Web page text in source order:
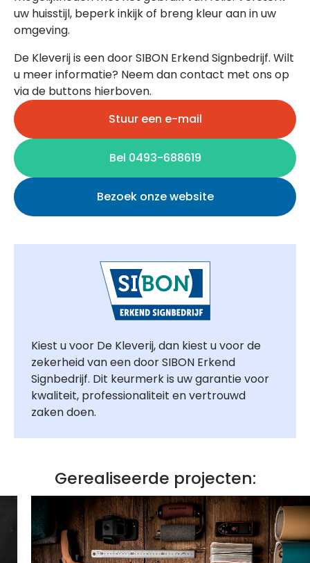
uw huisstijl, beperk inkijk of breng kleur aan in uw
omgeving.
De Kleverij is een door SIBON Erkend Signbedrijf. Wilt
u meer informatie? Neem dan contact met ons op
via de buttons hierboven.
Stuur een e-mail
Bel 0493-688619
Bezoek onze website
Kiest u voor De Kleverij, dan kiest u voor de
zekerheid van een door SIBON Erkend
Signbedrijf. Dit keurmerk is uw garantie voor
kwaliteit, professionaliteit en vertrouwd
zaken doen.
Gerealiseerde projecten: